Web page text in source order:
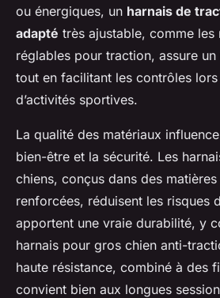
ou énergiques, un harnais de
adapté très ajustable, comme les
réglables pour traction, assure
tout en facilitant les contrôles
d’activités sportives.
La qualité des matériaux
bien-être et la sécurité. Les
chiens, conçus dans des
renforcées, réduisent les risques
apportent une vraie durabilité, y
harnais pour gros chien anti-
haute résistance, combiné à des
convient bien aux longues